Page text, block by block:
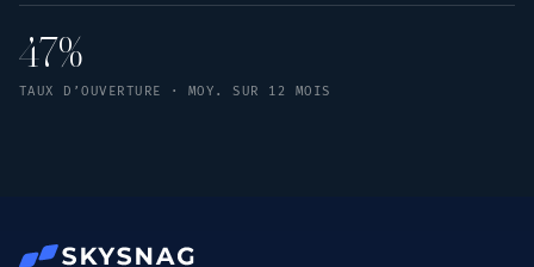
47%
TAUX D’OUVERTURE · MOY. SUR 12 MOIS